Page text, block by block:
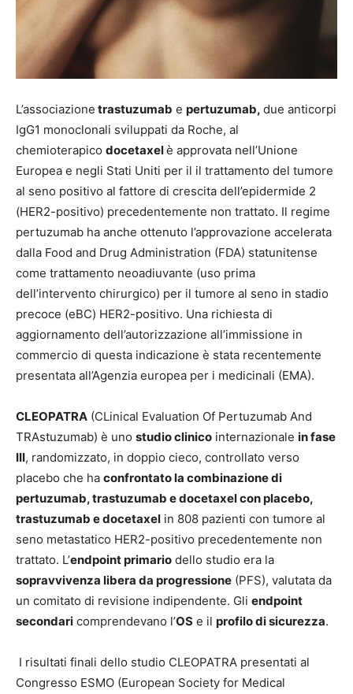
L’associazione trastuzumab e pertuzumab, due anticorpi
IgG1 monoclonali sviluppati da Roche, al
chemioterapico docetaxelè approvata nell’Unione
Europea e negli Stati Uniti per il il trattamento del tumore
al seno positivo al fattore di crescita dell’epidermide 2
(HER2-positivo) precedentemente non trattato. Il regime
pertuzumab ha anche ottenuto l’approvazione accelerata
dalla Food and Drug Administration (FDA) statunitense
come trattamento neoadiuvante (uso prima
dell’intervento chirurgico) per il tumore al seno in stadio
precoce (eBC) HER2-positivo. Una richiesta di
aggiornamento dell’autorizzazione all’immissione in
commercio di questa indicazione è stata recentemente
presentata all’Agenzia europea per i medicinali (EMA).
CLEOPATRA (CLinical Evaluation Of Pertuzumab And
TRAstuzumab) è uno studio clinico internazionale in fase
III, randomizzato, in doppio cieco, controllato verso
placebo che ha confrontato la combinazione di
pertuzumab, trastuzumab e docetaxel con placebo,
trastuzumab e docetaxel in 808 pazienti con tumore al
seno metastatico HER2-positivo precedentemente non
trattato. L’endpoint primario dello studio era la
sopravvivenza libera da progressione (PFS), valutata da
un comitato di revisione indipendente. Gli endpoint
secondari comprendevano l’OS e il profilo di sicurezza.
I risultati finali dello studio CLEOPATRA presentati al
Congresso ESMO (European Society for Medical